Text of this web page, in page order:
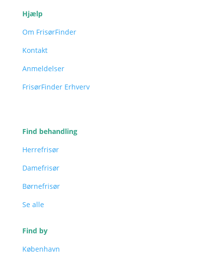
Hjælp
Om FrisørFinder
Kontakt
Anmeldelser
FrisørFinder Erhverv
Find behandling
Herrefrisør
Damefrisør
Børnefrisør
Se alle
Find by
København